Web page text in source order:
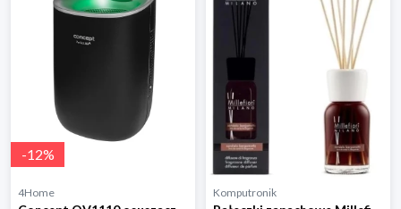
-12%
4Home Komputronik